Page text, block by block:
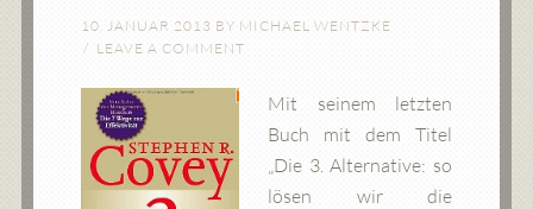
10. JANUAR 2013 BY MICHAEL WENTZKE
LEAVE A COMMENT
Mit seinem letzten
Buch mit dem Titel
„Die 3. Alternative: so
lösen wir die